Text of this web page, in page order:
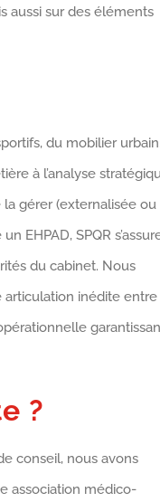
aussi sur des éléments
du mobilier
à l’analyse
gérer (externalisée ou
EHPAD, SPQR
du cabinet. Nous
articulation inédite entre
?
conseil, nous avons
association médico-